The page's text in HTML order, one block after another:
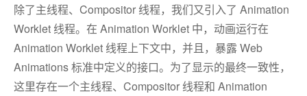
除了主线程、Compositor 线程，我们又引入了 Animation
Worklet 线程。在 Animation Worklet 中，动画运行在
Animation Worklet 线程上下文中，并且，暴露 Web
Animations 标准中定义的接口。为了显示的最终一致性，
这里存在一个主线程、Compositor 线程和 Animation